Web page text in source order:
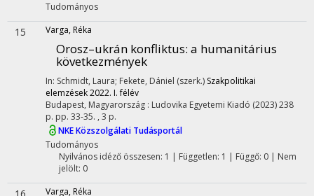
Tudományos
15 Varga, Réka
Orosz–ukrán konfliktus: a humanitárius
következmények
In: Schmidt, Laura; Fekete, Dániel (szerk.) Szakpolitikai
elemzések 2022. I. félév
Budapest, Magyarország : Ludovika Egyetemi Kiadó (2023)238
p. pp. 33-35. , 3 p.
NKE Közszolgálati Tudásportál
Tudományos
Nyilvános idéző összesen: 1 | Független: 1 | Függő: 0 | Nem
jelölt: 0
Varga, Réka